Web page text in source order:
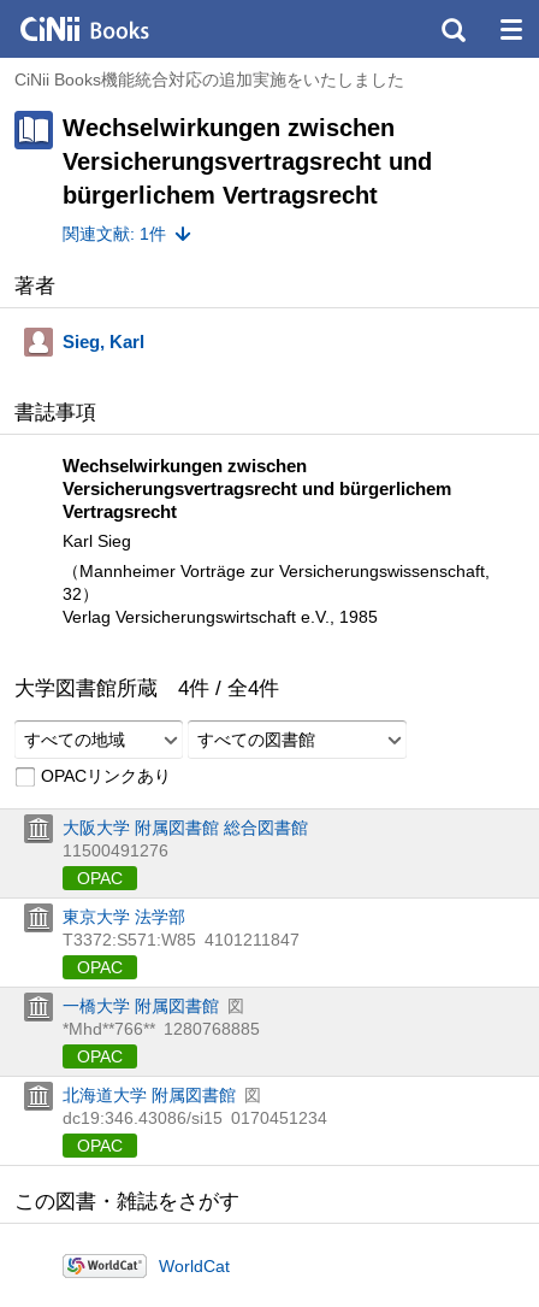
CiNii Books機能統合対応の追加実施をいたしました
Wechselwirkungen zwischen
Versicherungsvertragsrecht und
bürgerlichem Vertragsrecht
関連文献: 1件
著者
Sieg, Karl
書誌事項
Wechselwirkungen zwischen
Versicherungsvertragsrecht und bürgerlichem
Vertragsrecht
Karl Sieg
（Mannheimer Vorträge zur Versicherungswissenschaft,
32）
Verlag Versicherungswirtschaft e.V., 1985
大学図書館所蔵 4件 / 全4件
すべての地域
すべての図書館
OPACリンクあり
大阪大学 附属図書館 総合図書館
11500491276
OPAC
東京大学 法学部
T3372:S571:W85 4101211847
OPAC
一橋大学 附属図書館 図
*Mhd**766** 1280768885
OPAC
北海道大学 附属図書館 図
dc19:346.43086/si15 0170451234
OPAC
この図書・雑誌をさがす
WorldCat